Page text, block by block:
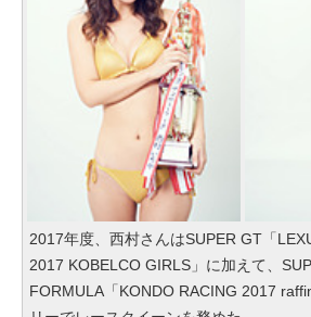
2017年度、西村さんはSUPER GT「
2017 KOBELCO GIRLS」に加えて、
FORMULA「KONDO RACING 2017